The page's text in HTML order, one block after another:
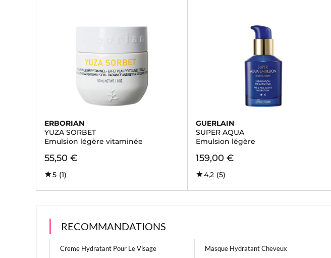
ERBORIAN
YUZA SORBET
Emulsion légère vitaminée
55,50 €
5 (1)
GUERLAIN
SUPER AQUA
Emulsion légère
159,00 €
4,2 (5)
RECOMMANDATIONS
Creme Hydratant Pour Le Visage Masque Hydratant Cheveux